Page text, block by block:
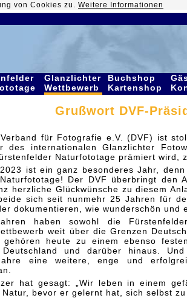
von Cookies zu. Weitere Informationen
Glanzlichter
Wettbewerb
Buchshop
Kartenshop
Grußwort DVF-
für Fotografie e.V. (DVF) ist
des internationalen Glanzlichter
Naturfototage prämiert wird,
ist ein ganz besonderes Jahr,
Der DVF überbringt den
herzliche Glückwünsche zu diesem
sich seit nunmehr 25 Jahren für
dokumentieren, wie wunderschön und
haben sowohl die
weit über die Grenzen
gehören heute zu einem ebenso
Deutschland und darüber hinaus.
eine weitere, enge und
hat gesagt: „Wir leben in einem
bevor er gelernt hat, sich selbst zu